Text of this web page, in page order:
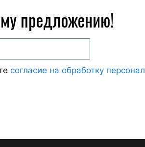
предложению!
согласие на обработку